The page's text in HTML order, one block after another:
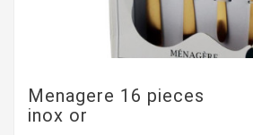
Menagere 16 pieces
inox or